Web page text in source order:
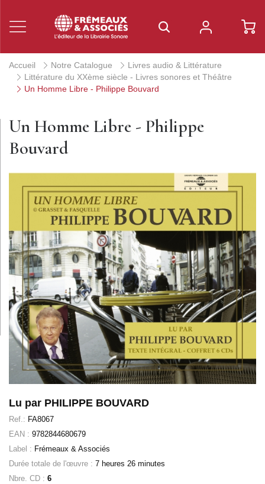
Accueil Notre Catalogue
Livres audio & Littérature
Littérature du XXème siècle - Livres sonores et Théâtre
Un Homme Libre - Philippe Bouvard
Un Homme Libre - Philippe
Bouvard
Lu par PHILIPPE BOUVARD
Ref.: FA8067
EAN : 9782844680679
Label : Frémeaux & Associés
Durée totale de l'œuvre : 7 heures 26 minutes
Nbre. CD : 6